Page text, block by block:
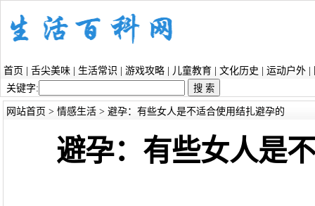
首页 舌尖美味 生活常识 游戏攻略 儿童教育 文化历史 运动户外
关键字:
网站首页 > 情感生活> 避孕：有些女人是不适合使用结扎避孕的
避孕：有些女人是